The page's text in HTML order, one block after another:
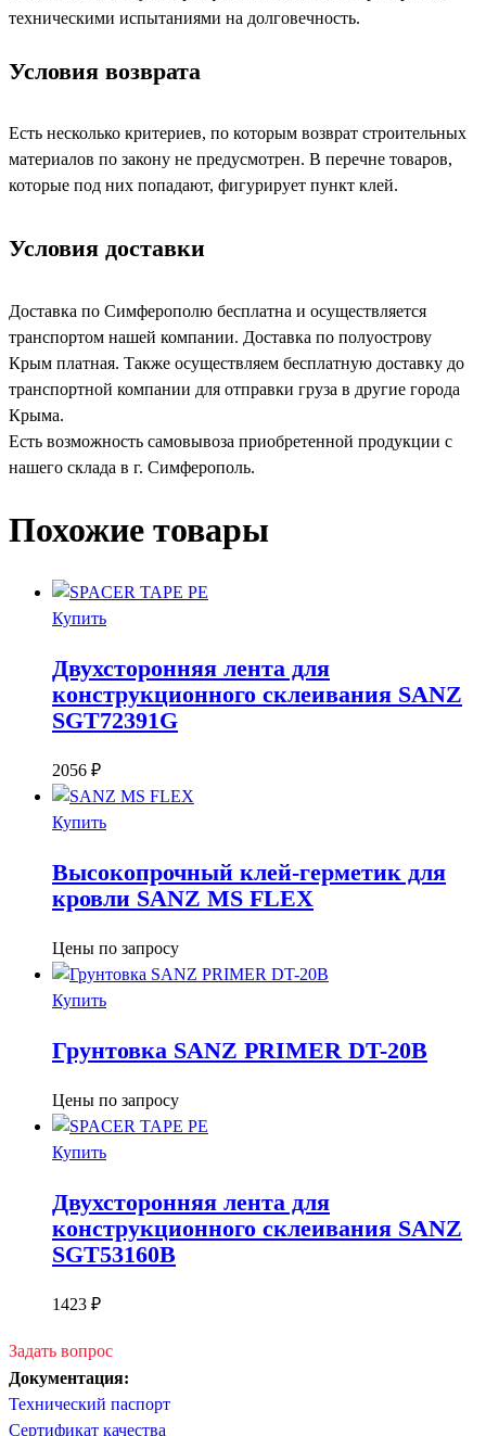
техническими испытаниями на долговечность.
Условия возврата
Есть несколько критериев, по которым возврат строительных
материалов по закону не предусмотрен. В перечне товаров,
которые под них попадают, фигурирует пункт клей.
Условия доставки
Доставка по Симферополю бесплатна и осуществляется
транспортом нашей компании. Доставка по полуострову
Крым платная. Также осуществляем бесплатную доставку до
транспортной компании для отправки груза в другие города
Крыма.
Есть возможность самовывоза приобретенной продукции с
нашего склада в г. Симферополь.
Похожие товары
Купить
Двухсторонняя лента для
конструкционного склеивания SANZ
SGT72391G
2056 ₽
Купить
Высокопрочный клей-герметик для
кровли SANZ MS FLEX
Цены по запросу
Купить
Грунтовка SANZ PRIMER DT-20B
Цены по запросу
Купить
Двухсторонняя лента для
конструкционного склеивания SANZ
SGT53160B
1423 ₽
Задать вопрос
Документация:
Технический паспорт
Сертификат качества